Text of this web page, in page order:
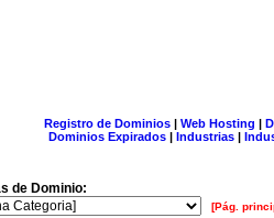
Registro de Dominios| Web Hosting |
Dominios Expirados | Industrias |
de Dominio:
[Pág.